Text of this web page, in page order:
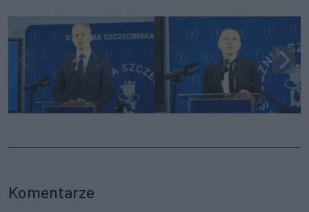
Komentarze